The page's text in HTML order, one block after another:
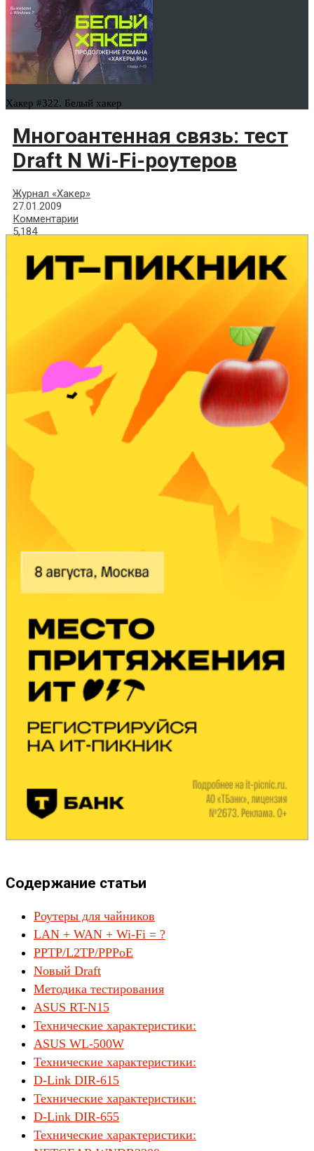
Хакер #322. Белый хакер
Многоантенная связь: тест
Draft N Wi-Fi-роутеров
Журнал «Хакер»
27.01.2009
Комментарии
5,184
Содержание статьи
Роутеры для чайников
LAN + WAN + Wi-Fi = ?
PPTP/L2TP/PPPoE
Nовый Draft
Методика тестирования
ASUS RT-N15
Технические характеристики:
ASUS WL-500W
Технические характеристики:
D-Link DIR-615
Технические характеристики:
D-Link DIR-655
Технические характеристики: